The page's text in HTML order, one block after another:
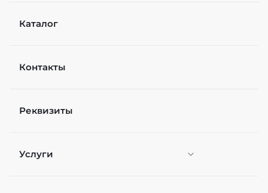
Каталог
Контакты
Реквизиты
Услуги